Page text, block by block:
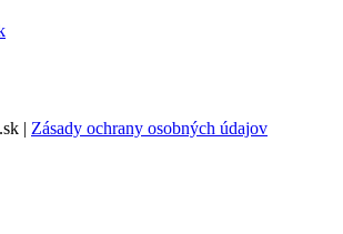
| Zásady ochrany osobných údajov